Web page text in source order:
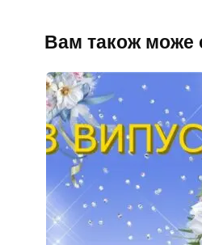
Вам також може